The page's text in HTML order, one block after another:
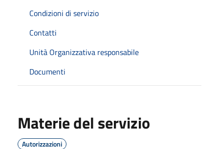
Condizioni di servizio
Contatti
Unità Organizzativa responsabile
Documenti
Materie del servizio
Autorizzazioni